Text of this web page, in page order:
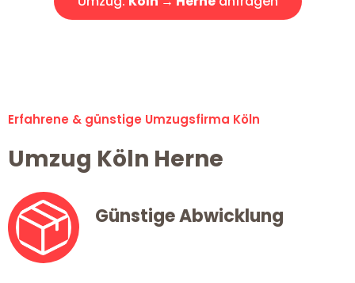
Erfahrene & günstige Umzugsfirma Köln
Umzug Köln Herne
Günstige Abwicklung